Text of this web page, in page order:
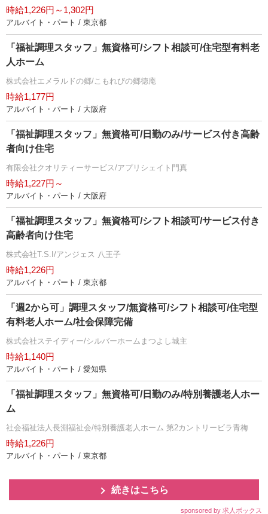
時給1,226円～1,302円
アルバイト・パート / 東京都
「福祉調理スタッフ」無資格可/シフト相談可/住宅型有料老
人ホーム
株式会社エメラルドの郷/こもれびの郷徳庵
時給1,177円
アルバイト・パート / 大阪府
「福祉調理スタッフ」無資格可/日勤のみ/サービス付き高齢
者向け住宅
有限会社クオリティーサービス/アプリシェイト門真
時給1,227円～
アルバイト・パート / 大阪府
「福祉調理スタッフ」無資格可/シフト相談可/サービス付き
高齢者向け住宅
株式会社T.S.I/アンジェス 八王子
時給1,226円
アルバイト・パート / 東京都
「週2から可」調理スタッフ/無資格可/シフト相談可/住宅型
有料老人ホーム/社会保障完備
株式会社ステイディー/シルバーホームまつよし城主
時給1,140円
アルバイト・パート / 愛知県
「福祉調理スタッフ」無資格可/日勤のみ/特別養護老人ホー
ム
社会福祉法人長淵福祉会/特別養護老人ホーム 第2カントリービラ青梅
時給1,226円
アルバイト・パート / 東京都
続きはこちら
sponsored by 求人ボックス